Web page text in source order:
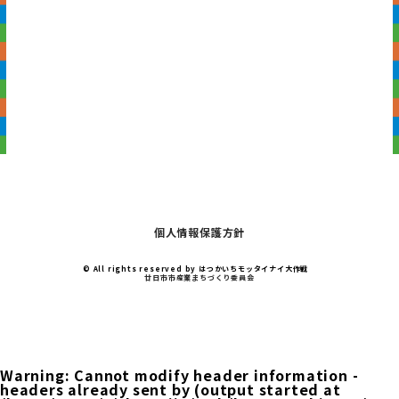
個人情報保護方針
© All rights reserved by ︎はつかいちモッタイナイ大作戦
廿日市市産業まちづくり委員会
Warning: Cannot modify header information -
headers already sent by (output started at